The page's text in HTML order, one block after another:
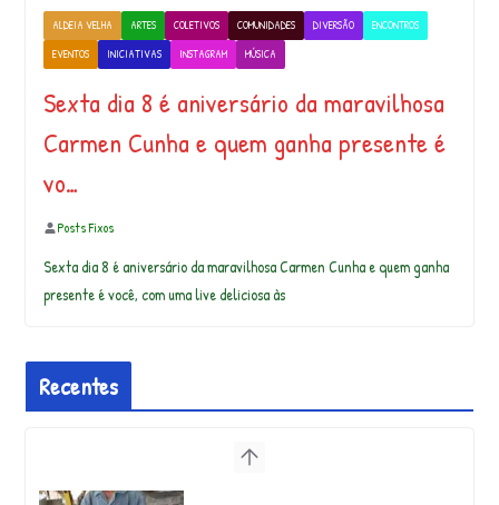
ALDEIA VELHA ARTES COLETIVOS COMUNIDADES DIVERSÃO
ENCONTROS
EVENTOS
INICIATIVAS INSTAGRAM MÚSICA
Sexta dia 8 é aniversário da maravilhosa
Carmen Cunha e quem ganha presente é
vo…
Posts Fixos
Sexta dia 8 é aniversário da maravilhosa Carmen Cunha e quem ganha
presente é você, com uma live deliciosa às
Recentes